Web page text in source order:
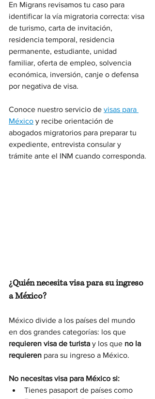
En Migrans revisamos tu caso para
identificar la vía migratoria correcta: visa
de turismo, carta de invitación,
residencia temporal, residencia
permanente, estudiante, unidad
familiar, oferta de empleo, solvencia
económica, inversión, canje o defensa
por negativa de visa.
Conoce nuestro servicio de visas para
México y recibe orientación de
abogados migratorios para preparar tu
expediente, entrevista consular y
trámite ante el INM cuando corresponda.
¿Quién necesita visa para su ingreso
a México?
México divide a los países del mundo
en dos grandes categorías: los que
requieren visa de turista y los que no la
requieren para su ingreso a México.
No necesitas visa para México si:
Tienes pasaport de países como